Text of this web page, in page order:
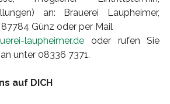
an: Brauerei Laupheimer,
Günz oder per Mail
laupheimer.de oder rufen Sie
unter 08336 7371.
auf DICH